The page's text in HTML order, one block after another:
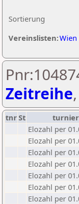
Sortierung
Vereinslisten:Wien
Zeitreihe,
tnrSt turnier
Elozahl per
Elozahl per
Elozahl per
Elozahl per
Elozahl per
Elozahl per
Elozahl per